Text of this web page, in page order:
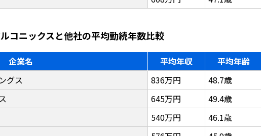
コニックスと他社の平均勤続年数比較
企業名 平均年収
平均年齢
グス
836万円
48.7歳
645万円
49.4歳
540万円
46.1歳